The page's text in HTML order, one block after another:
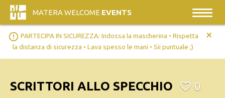
MATERA WELCOME EVENTS
error_outline PARTECIPA IN SICUREZZA: Indossa la mascherina • Rispetta
la distanza di sicurezza • Lava spesso le mani • Sii puntuale ;)
+
SCRITTORI ALLO SPECCHIO 0